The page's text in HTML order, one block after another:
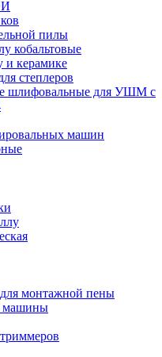
пилы
кобальтовые
и керамике
степлеров
шлифовальные для УШМ с
машин
монтажной пены
машины